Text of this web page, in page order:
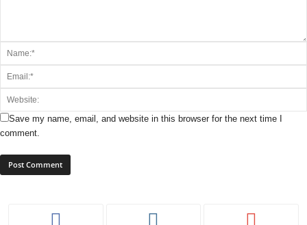
Save my name, email, and website in this browser for the next time I
comment.